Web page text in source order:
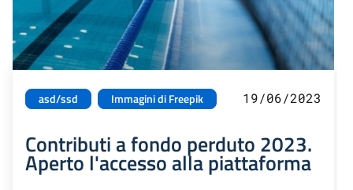
asd/ssd Immagini di Freepik 19/06/2023
Contributi a fondo perduto 2023.
Aperto l'accesso alla piattaforma